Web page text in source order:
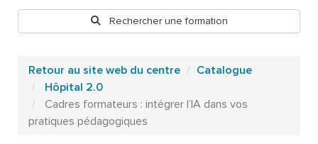
Rechercher une formation
Retour au site web du centre
Catalogue
Hôpital 2.0
Cadres formateurs : intégrer l’IA dans vos
pratiques pédagogiques